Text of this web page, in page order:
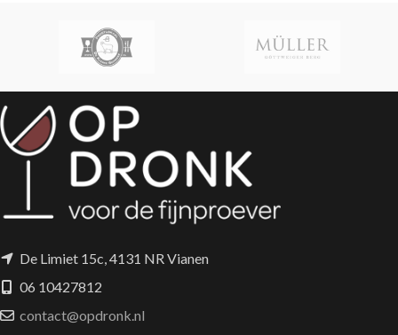
afdronk
en noten
De Limiet 15c, 4131 NR Vianen
06 10427812
contact@opdronk.nl